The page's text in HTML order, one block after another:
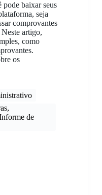
baixar seus
seja
comprovantes
artigo,
como
os
de